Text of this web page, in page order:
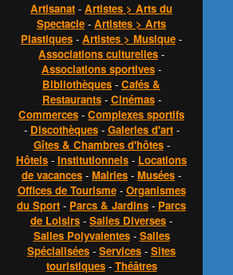
Artisanat - Artistes > Arts du
Spectacle - Artistes > Arts
Plastiques - Artistes > Musique -
Associations culturelles -
Associations sportives -
Bibliothèques - Cafés &
Restaurants- Cinémas-
Commerces - Complexes sportifs
- Discothèques- Galeries d'art-
Gîtes & Chambres d'hôtes-
Hôtels - Institutionnels - Locations
de vacances - Mairies - Musées -
Offices de Tourisme- Organismes
du Sport - Parcs & Jardins - Parcs
de Loisirs - Salles Diverses -
Salles Polyvalentes- Salles
Spécialisées - Services - Sites
touristiques- Théâtres